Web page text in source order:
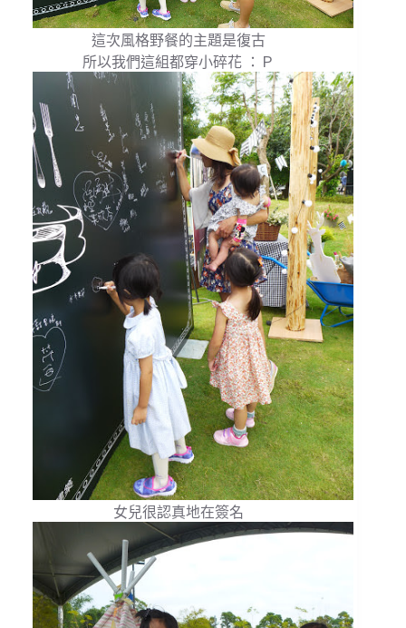
這次風格野餐的主題是復古
所以我們這組都穿小碎花 ：Ｐ
女兒很認真地在簽名